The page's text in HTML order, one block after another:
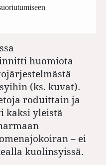
huomiota
(ks. kuvat).
roduittain ja
kaksi yleistä
– ei
kuolinsyissä.